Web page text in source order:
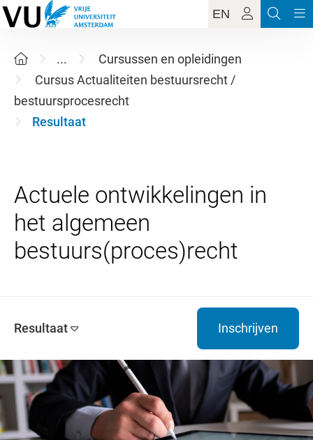
EN
...
Cursussen en opleidingen
Cursus Actualiteiten bestuursrecht /
bestuursprocesrecht
Resultaat
Actuele ontwikkelingen in
het algemeen
Resultaat Inschrijven